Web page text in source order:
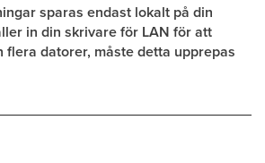
sparas endast lokalt på din
in din skrivare för LAN för att
flera datorer, måste detta upprepas